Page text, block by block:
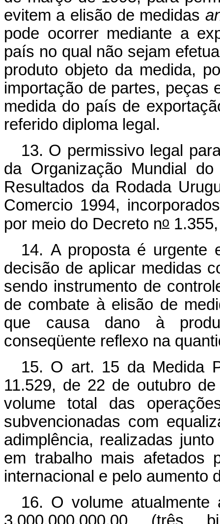
evitem a elisão de medidas
pode ocorrer mediante a
país no qual não sejam
produto objeto da medida,
importação de partes, peças
medida do país de
referido diploma legal.
13. O permissivo legal
da Organização Mundial
Resultados da Rodada
Comercio 1994,
por meio do Decreto no
14. A proposta é urgente
decisão de aplicar medidas
sendo instrumento de
de combate à elisão de
que causa dano à
conseqüente reflexo na
15. O art. 15 da Medida
11.529, de 22 de outubro
volume total das
subvencionadas com
adimplência, realizadas
em trabalho mais afetados
internacional e pelo aumento
16. O volume